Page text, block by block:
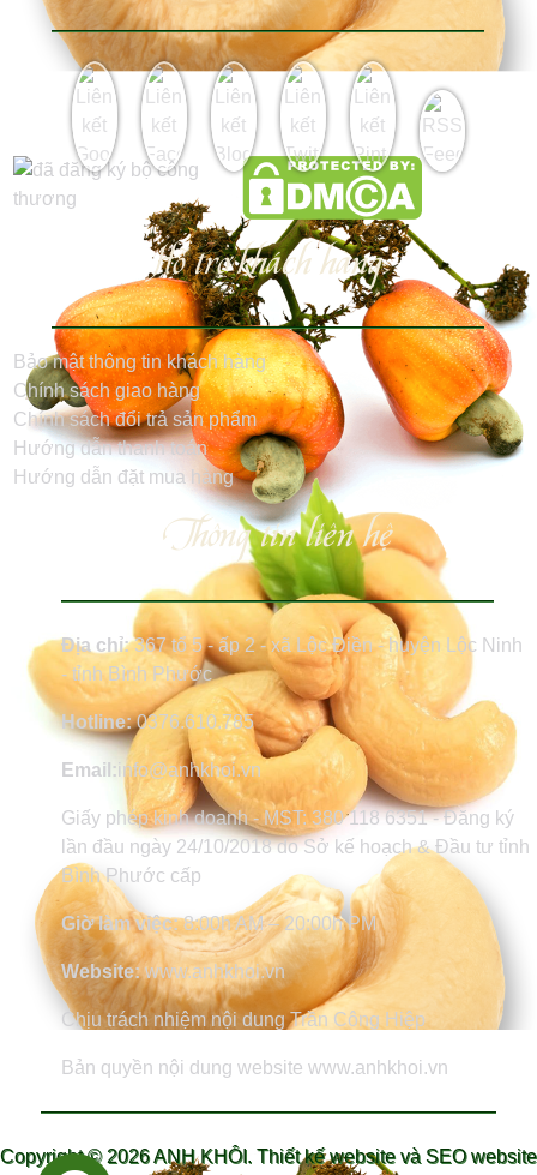
Hỗ trợ khách hàng
Bảo mật thông tin khách hàng
Chính sách giao hàng
Chính sách đổi trả sản phẩm
Hướng dẫn thanh toán
Hướng dẫn đặt mua hàng
Thông tin liên hệ
Địa chỉ:367 tổ 5 - ấp 2 - xã Lộc Điền - huyện Lộc Ninh
- tỉnh Bình Phước
Hotline: 0376.610.785
Email:info@anhkhoi.vn
Giấy phép kinh doanh - MST: 380 118 6351 - Đăng ký
lần đầu ngày 24/10/2018 do Sở kế hoạch & Đầu tư tỉnh
Bình Phước cấp
Giờ làm việc:8:00h AM – 20:00h PM
Website:www.anhkhoi.vn
Chịu trách nhiệm nội dung Trần Công Hiệp
Bản quyền nội dung website www.anhkhoi.vn
Copyright © 2026 ANH KHÔI. Thiết kế website và SEO website